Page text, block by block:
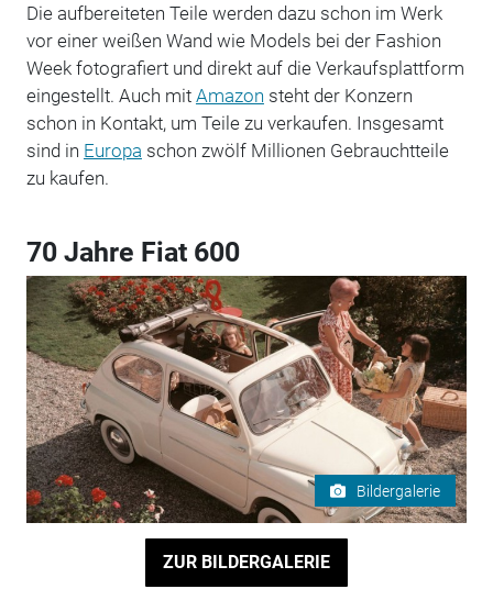
Die aufbereiteten Teile werden dazu schon im Werk
vor einer weißen Wand wie Models bei der Fashion
Week fotografiert und direkt auf die Verkaufsplattform
eingestellt. Auch mit Amazon steht der Konzern
schon in Kontakt, um Teile zu verkaufen. Insgesamt
sind in Europa schon zwölf Millionen Gebrauchtteile
zu kaufen.
70 Jahre Fiat 600
Bildergalerie
ZUR BILDERGALERIE